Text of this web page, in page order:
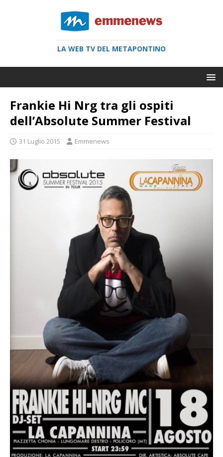
LA WEB TV DEL METAPONTINO
Frankie Hi Nrg tra gli ospiti
dell’Absolute Summer Festival
31 Luglio 2015 Emmenews